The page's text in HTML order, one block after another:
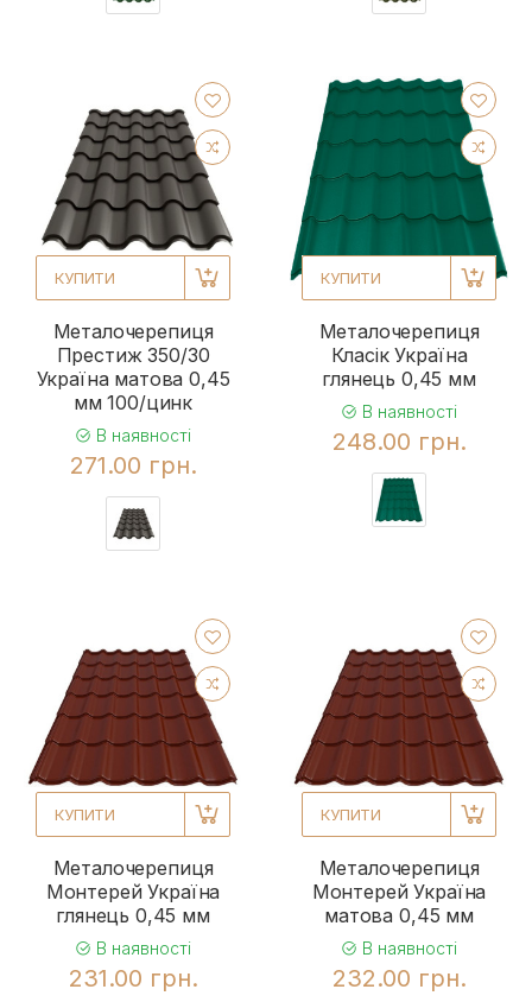
КУПИТИ
Металочерепиця
Престиж 350/30
Україна матова 0,45
мм 100/цинк
В наявності
271.00 грн.
КУПИТИ
Металочерепиця
Класік Україна
глянець 0,45 мм
В наявності
248.00 грн.
КУПИТИ
Металочерепиця
Монтерей Україна
глянець 0,45 мм
В наявності
231.00 грн.
КУПИТИ
Металочерепиця
Монтерей Україна
матова 0,45 мм
В наявності
232.00 грн.